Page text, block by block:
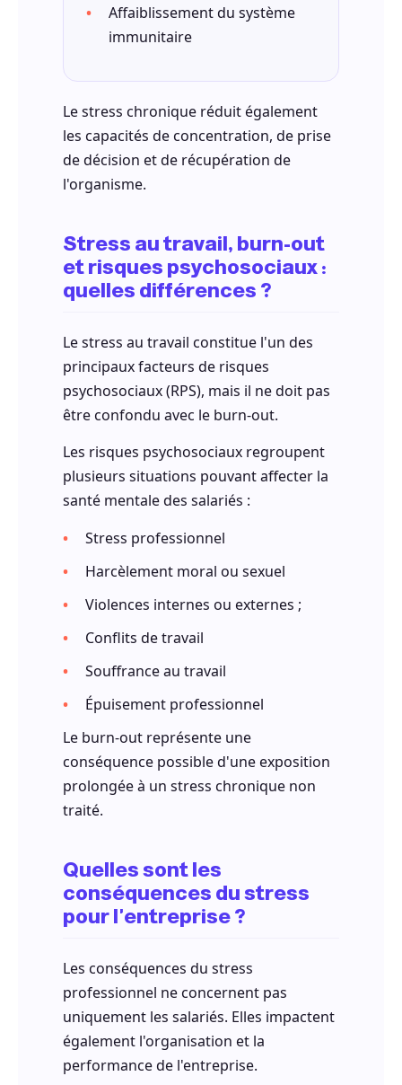
Affaiblissement du système
immunitaire
Le stress chronique réduit également
les capacités de concentration, de prise
de décision et de récupération de
l'organisme.
Stress au travail, burn-out
et risques psychosociaux :
quelles différences ?
Le stress au travail constitue l'un des
principaux facteurs de risques
psychosociaux (RPS), mais il ne doit pas
être confondu avec le burn-out.
Les risques psychosociaux regroupent
plusieurs situations pouvant affecter la
santé mentale des salariés :
Stress professionnel
Harcèlement moral ou sexuel
Violences internes ou externes ;
Conflits de travail
Souffrance au travail
Épuisement professionnel
Le burn-out représente une
conséquence possible d'une exposition
prolongée à un stress chronique non
traité.
Quelles sont les
conséquences du stress
pour l'entreprise ?
Les conséquences du stress
professionnel ne concernent pas
uniquement les salariés. Elles impactent
également l'organisation et la
performance de l'entreprise.